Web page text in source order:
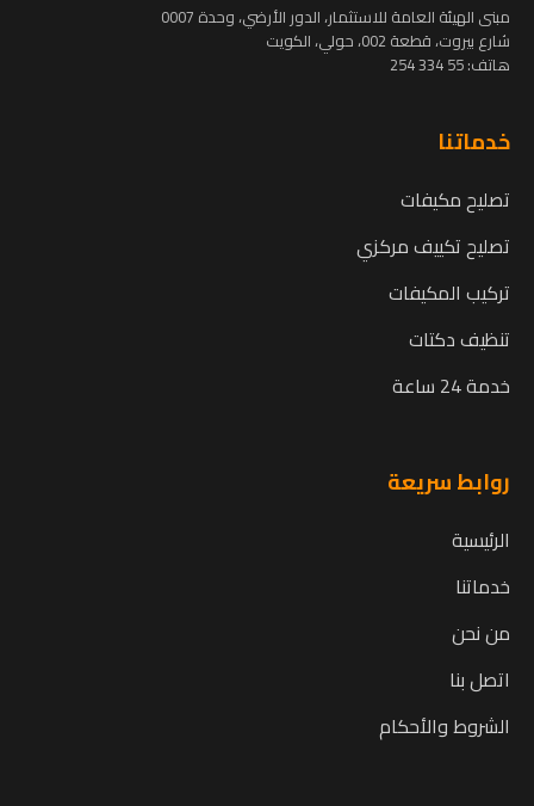
مبنى الهيئة العامة للاستثمار، الدور الأرضي، وحدة 0007
شارع بيروت، قطعة 002، حولي، الكويت
هاتف:55 334 254
خدماتنا
تصليح مكيفات
تصليح تكييف مركزي
تركيب المكيفات
تنظيف دكتات
خدمة 24 ساعة
روابط سريعة
الرئيسية
خدماتنا
من نحن
اتصل بنا
الشروط والأحكام